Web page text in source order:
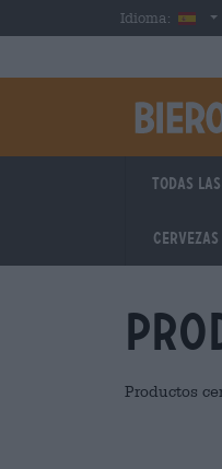
Skip to main contentIdioma:
Todas las
cervezas
Productos